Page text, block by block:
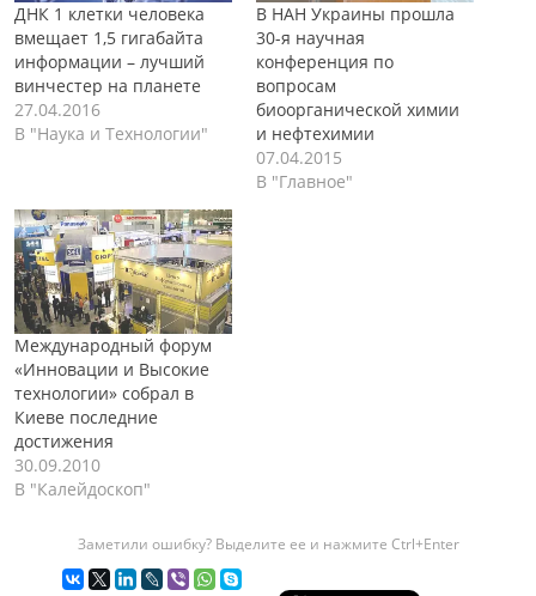
ДНК 1 клетки человека
вмещает 1,5 гигабайта
информации – лучший
винчестер на планете
27.04.2016
В "Наука и Технологии"
В НАН Украины прошла
30-я научная
конференция по
вопросам
биоорганической химии
и нефтехимии
07.04.2015
В "Главное"
Международный форум
«Инновации и Высокие
технологии» собрал в
Киеве последние
достижения
30.09.2010
В "Калейдоскоп"
Заметили ошибку? Выделите ее и нажмите Ctrl+Enter